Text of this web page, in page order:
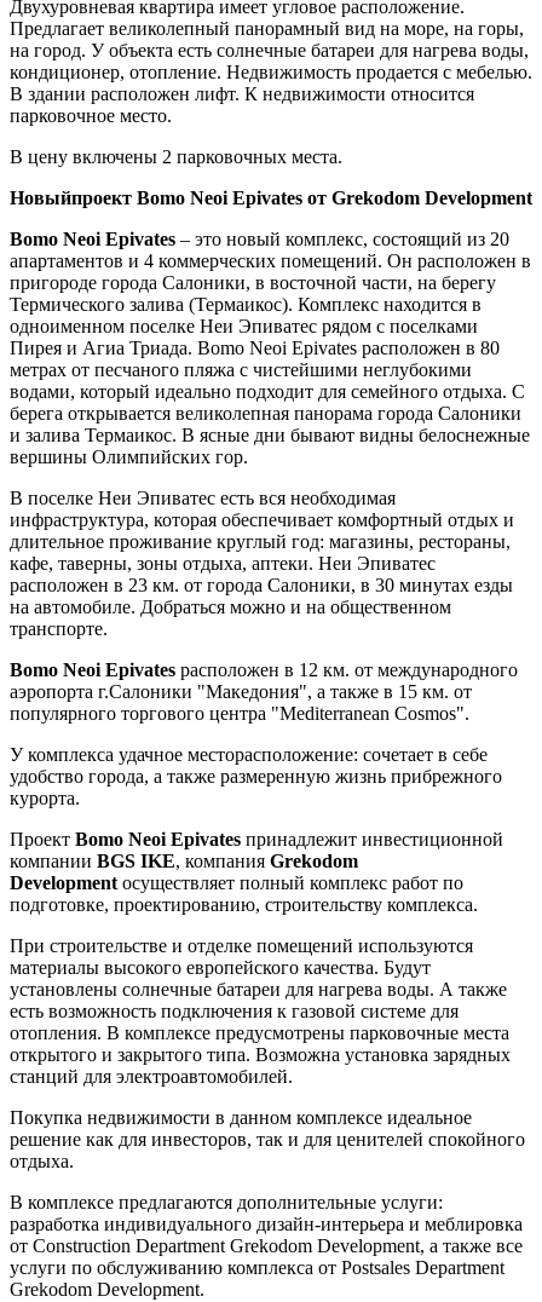
Двухуровневая квартира имеет угловое расположение.
Предлагает великолепный панорамный вид на море, на горы,
на город. У объекта есть солнечные батареи для нагрева воды,
кондиционер, отопление. Недвижимость продается с мебелью.
В здании расположен лифт. К недвижимости относится
парковочное место.
В цену включены 2 парковочных места.
Новыйпроект Bomo Neoi Epivates от Grekodom Development
Bomo Neoi Epivates – это новый комплекс, состоящий из 20
апартаментов и 4 коммерческих помещений. Он расположен в
пригороде города Салоники, в восточной части, на берегу
Термического залива (Термаикос). Комплекс находится в
одноименном поселке Неи Эпиватес рядом с поселками
Пирея и Агиа Триада. Bomo Neoi Epivates расположен в 80
метрах от песчаного пляжа с чистейшими неглубокими
водами, который идеально подходит для семейного отдыха. С
берега открывается великолепная панорама города Салоники
и залива Термаикос. В ясные дни бывают видны белоснежные
вершины Олимпийских гор.
В поселке Неи Эпиватес есть вся необходимая
инфраструктура, которая обеспечивает комфортный отдых и
длительное проживание круглый год: магазины, рестораны,
кафе, таверны, зоны отдыха, аптеки. Неи Эпиватес
расположен в 23 км. от города Салоники, в 30 минутах езды
на автомобиле. Добраться можно и на общественном
транспорте.
Bomo Neoi Epivates расположен в 12 км. от международного
аэропорта г.Салоники "Македония", а также в 15 км. от
популярного торгового центра "Mediterranean Cosmos".
У комплекса удачное месторасположение: сочетает в себе
удобство города, а также размеренную жизнь прибрежного
курорта.
Проект Bomo Neoi Epivates принадлежит инвестиционной
компании BGS IKE, компания Grekodom
Development осуществляет полный комплекс работ по
подготовке, проектированию, строительству комплекса.
При строительстве и отделке помещений используются
материалы высокого европейского качества. Будут
установлены солнечные батареи для нагрева воды. А также
есть возможность подключения к газовой системе для
отопления. В комплексе предусмотрены парковочные места
открытого и закрытого типа. Возможна установка зарядных
станций для электроавтомобилей.
Покупка недвижимости в данном комплексе идеальное
решение как для инвесторов, так и для ценителей спокойного
отдыха.
В комплексе предлагаются дополнительные услуги:
разработка индивидуального дизайн-интерьера и меблировка
от Construction Department Grekodom Development, а также все
услуги по обслуживанию комплекса от Postsales Department
Grekodom Development.